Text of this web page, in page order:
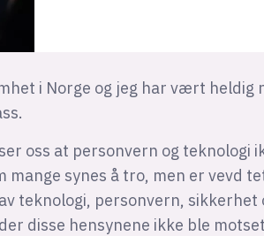
i Norge og jeg har vært heldig
oss at personvern og teknologi
mange synes å tro, men er vevd
teknologi, personvern,
disse hensynene ikke ble